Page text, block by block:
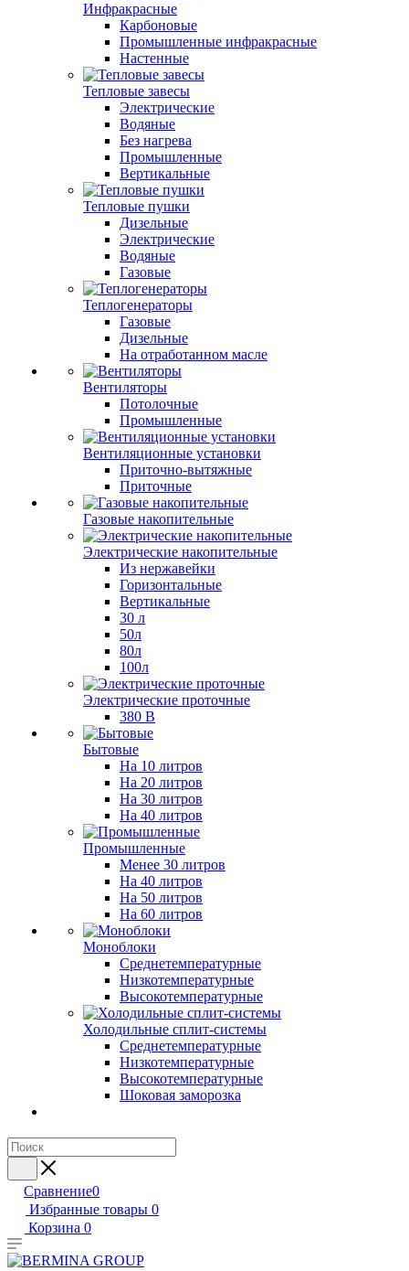
Инфракрасные
Карбоновые
Промышленные инфракрасные
Настенные
Тепловые завесы
Электрические
Водяные
Без нагрева
Промышленные
Вертикальные
Тепловые пушки
Дизельные
Электрические
Водяные
Газовые
Теплогенераторы
Газовые
Дизельные
На отработанном масле
Вентиляторы
Потолочные
Промышленные
Вентиляционные установки
Приточно-вытяжные
Приточные
Газовые накопительные
Электрические накопительные
Из нержавейки
Горизонтальные
Вертикальные
30 л
50л
80л
100л
Электрические проточные
380 В
Бытовые
На 10 литров
На 20 литров
На 30 литров
На 40 литров
Промышленные
Менее 30 литров
На 40 литров
На 50 литров
На 60 литров
Моноблоки
Среднетемпературные
Низкотемпературные
Высокотемпературные
Холодильные сплит-системы
Среднетемпературные
Низкотемпературные
Высокотемпературные
Шоковая заморозка
Сравнение0
Избранные товары 0
Корзина 0